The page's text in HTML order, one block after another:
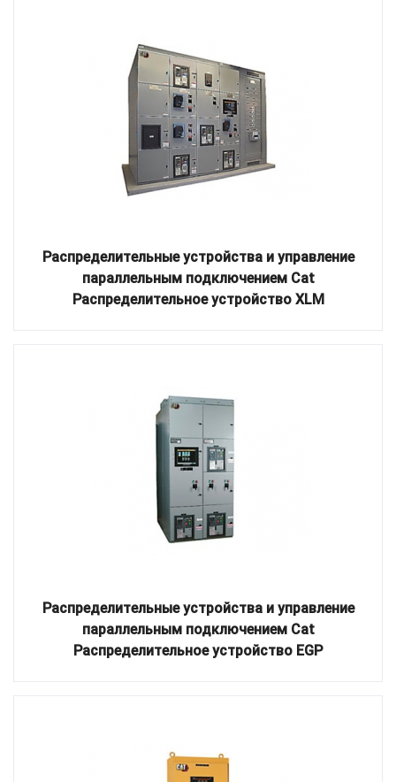
Распределительные устройства и управление
параллельным подключением Cat
Распределительное устройство XLM
Распределительные устройства и управление
параллельным подключением Cat
Распределительное устройство EGP